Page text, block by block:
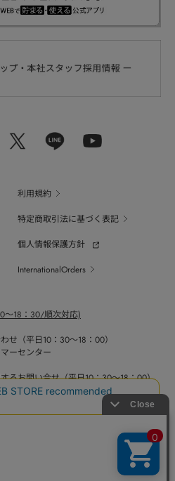
利用規約
特定商取引法に基づく表記
個人情報保護方針
InternationalOrders
～18：30/順次対応)
せ（平日10：30～18：00）
ーセンター
るお問い合せ（平日10：30～18：00）
ルセンター